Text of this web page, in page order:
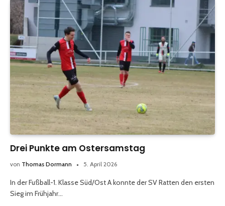
Drei Punkte am Ostersamstag
von Thomas Dormann 5. April 2026
In der Fußball-1. Klasse Süd/Ost A konnte der SV Ratten den ersten
Sieg im Frühjahr…